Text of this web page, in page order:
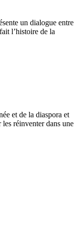
un dialogue entre
l’histoire de la
et de la diaspora et
réinventer dans une